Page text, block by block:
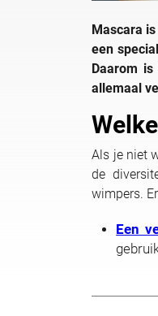
Mascara
een
Daarom
allemaal
Als je niet
de
wimpers.
Een